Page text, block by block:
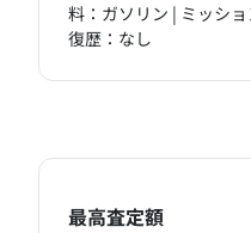
料：ガソリン | ミッシ
復歴：なし
最高査定額